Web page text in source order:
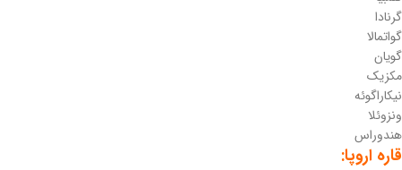
گرنادا
گواتمالا
گویان
مکزیک
نیکاراگوئه
ونزوئلا
هندوراس
قاره اروپا: